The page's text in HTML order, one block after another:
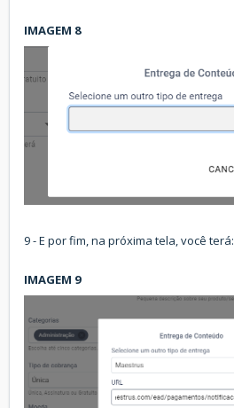
IMAGEM 8
9 - E por fim, na próxima tela, você terá:
IMAGEM 9